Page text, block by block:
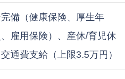
備（健康保険、厚生年
雇用保険）、産休/育児休
通費支給（上限3.5万円）